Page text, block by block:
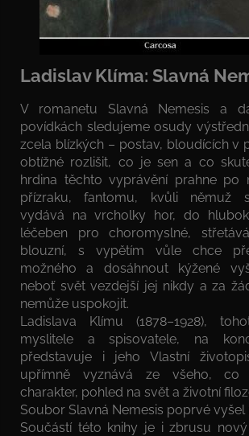
Ladislav Klíma: Slavná
V romanetu Slavná Nemesis a
povídkách sledujeme osudy
zcela blízkých – postav, bloudících v
obtížné rozlišit, co je sen a co
hrdina těchto vyprávění prahne po
přízraku, fantomu, kvůli němuž
vydává na vrcholky hor, do
léčeben pro choromyslné,
blouzní, s vypětím vůle chce
možného a dosáhnout kýžené
neboť svět vezdejší jej nikdy a za
nemůže uspokojit.
Ladislava Klímu (1878–1928),
myslitele a spisovatele, na
představuje i jeho Vlastní
upřímně vyznává ze všeho, co
charakter, pohled na svět a životní
Soubor Slavná Nemesis poprvé vyšel
Součástí této knihy je i zbrusu